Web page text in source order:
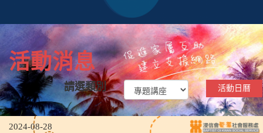
o
n
活動消息
請選類別 活動日曆
2024-08-28